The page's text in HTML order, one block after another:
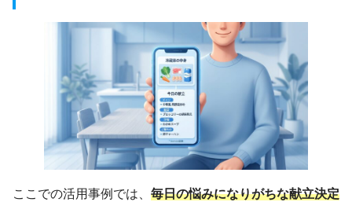
ここでの活用事例では、 毎日の悩みになりがちな献立決定